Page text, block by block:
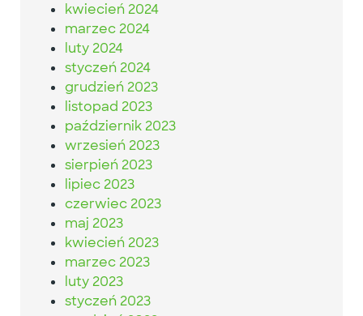
kwiecień 2024
marzec 2024
luty 2024
styczeń 2024
grudzień 2023
listopad 2023
październik 2023
wrzesień 2023
sierpień 2023
lipiec 2023
czerwiec 2023
maj 2023
kwiecień 2023
marzec 2023
luty 2023
styczeń 2023